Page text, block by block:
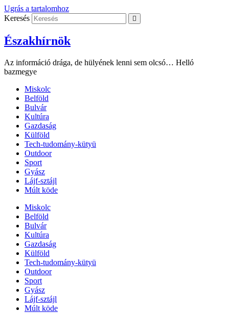
Ugrás a tartalomhoz
Keresés
Északhírnök
Az információ drága, de hülyének lenni sem olcsó… Helló
bazmegye
Miskolc
Belföld
Bulvár
Kultúra
Gazdaság
Külföld
Tech-tudomány-kütyü
Outdoor
Sport
Gyász
Lájf-sztájl
Múlt köde
Miskolc
Belföld
Bulvár
Kultúra
Gazdaság
Külföld
Tech-tudomány-kütyü
Outdoor
Sport
Gyász
Lájf-sztájl
Múlt köde